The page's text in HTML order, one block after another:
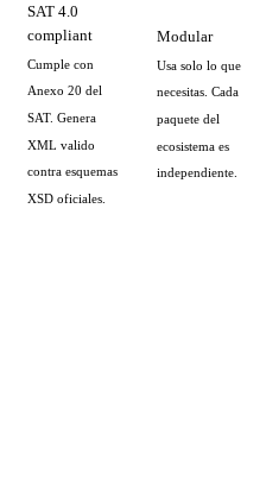
SAT 4.0
compliant
Cumple con
Anexo 20 del
SAT. Genera
XML valido
contra esquemas
XSD oficiales.
Modular
Usa solo lo que
necesitas. Cada
paquete del
ecosistema es
independiente.